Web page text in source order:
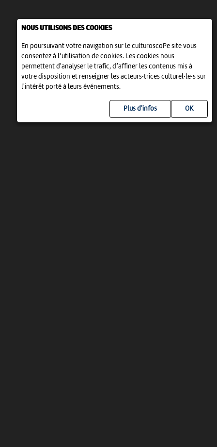
NOUS UTILISONS DES COOKIES
En poursuivant votre navigation sur le culturoscoPe site vous
consentez à l’utilisation de cookies. Les cookies nous
permettent d'analyser le trafic, d’affiner les contenus mis à
votre disposition et renseigner les acteurs·trices culturel·le·s sur
l'intérêt porté à leurs événements.
Plus d'infos